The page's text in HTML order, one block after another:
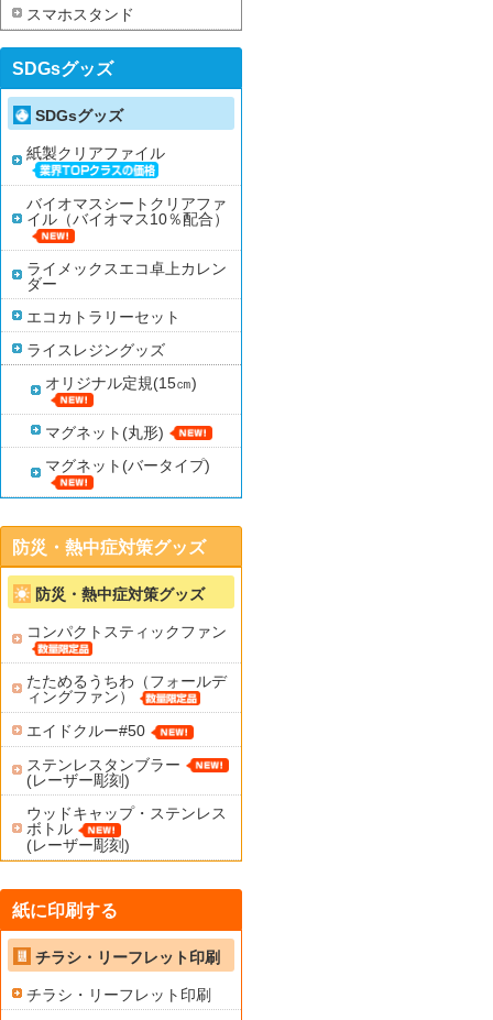
スマホスタンド
SDGsグッズ
SDGsグッズ
紙製クリアファイル
バイオマスシートクリアファ
イル（バイオマス10％配合）
ライメックスエコ卓上カレン
ダー
エコカトラリーセット
ライスレジングッズ
オリジナル定規(15㎝)
マグネット(丸形)
マグネット(バータイプ)
防災・熱中症対策グッズ
防災・熱中症対策グッズ
コンパクトスティックファン
たためるうちわ（フォールデ
ィングファン）
エイドクルー#50
ステンレスタンブラー
(レーザー彫刻)
ウッドキャップ・ステンレス
ボトル
(レーザー彫刻)
紙に印刷する
チラシ・リーフレット印刷
チラシ・リーフレット印刷